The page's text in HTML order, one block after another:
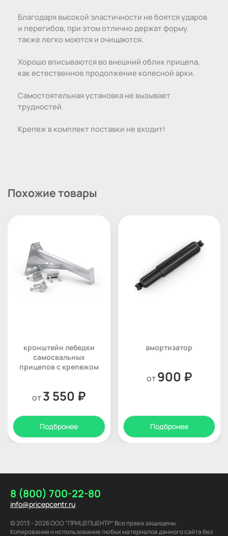
Благодаря высокой эластичности не боятся ударов
и перегибов, при этом отлично держат форму.
также легко моются и очищаются.
Хорошо вписываются во внешний облик прицепа,
как естественное продолжение колесной арки.
Самостоятельная установка не вызывает
трудностей.
Крепеж в комплект поставки не входит!
Похожие товары
кронштейн лебедки
самосвальных
прицепов с крепежом
от3 550 ₽
Подбронее
амортизатор
от900 ₽
Подбронее
8 (800) 700-22-80
info@pricepcentr.ru
© 2013 - 2026 ООО “ПРИЦЕПЦЕНТР” Все права защищены.
Копирование и использование любых материалов данного сайта без